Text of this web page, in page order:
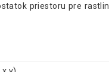
priestoru pre